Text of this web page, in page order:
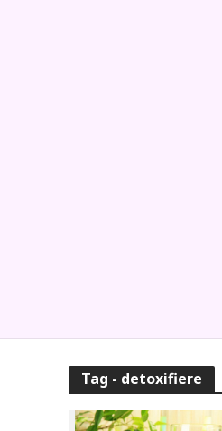
Tag - detoxifiere